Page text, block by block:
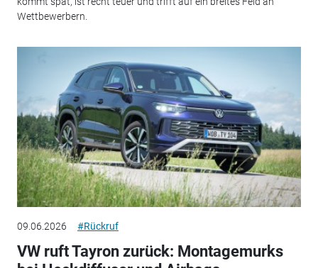
Wettbewerbern.
09.06.2026 #Rückruf
VW ruft Tayron zurück: Montagemurks